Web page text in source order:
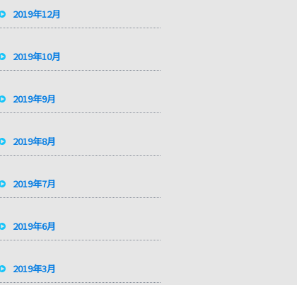
2019年12月
2019年10月
2019年9月
2019年8月
2019年7月
2019年6月
2019年3月